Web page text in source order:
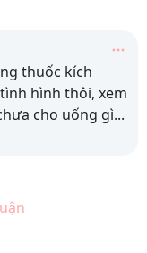
thuốc kích
hình thôi, xem
cho uống gì...